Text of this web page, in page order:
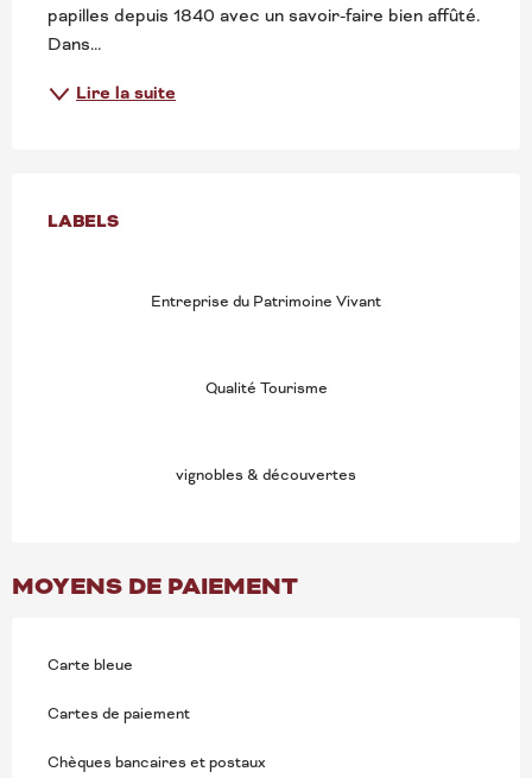
papilles depuis 1840 avec un savoir-faire bien affûté.
Dans...
Lire la suite
OFFRES DE PRESTATIONS
LABELS
LABELS
Entreprise du Patrimoine Vivant
Qualité Tourisme
vignobles & découvertes
MOYENS DE PAIEMENT
Carte bleue
Cartes de paiement
Chèques bancaires et postaux